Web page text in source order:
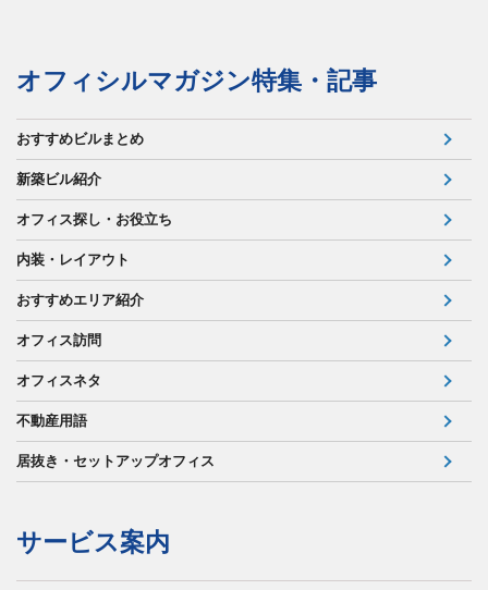
オフィシルマガジン特集・記事
おすすめビルまとめ
新築ビル紹介
オフィス探し・お役立ち
内装・レイアウト
おすすめエリア紹介
オフィス訪問
オフィスネタ
不動産用語
居抜き・セットアップオフィス
サービス案内